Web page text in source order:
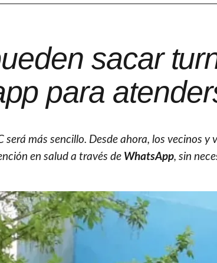
sacar
para
será más sencillo. Desde ahora, los vecinos y
en salud a través de WhatsApp, sin